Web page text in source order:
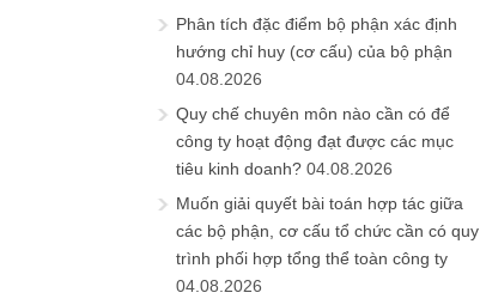
Phân tích đặc điểm bộ phận xác định
hướng chỉ huy (cơ cấu) của bộ phận
04.08.2026
Quy chế chuyên môn nào cần có để
công ty hoạt động đạt được các mục
tiêu kinh doanh? 04.08.2026
Muốn giải quyết bài toán hợp tác giữa
các bộ phận, cơ cấu tổ chức cần có quy
trình phối hợp tổng thể toàn công ty
04.08.2026